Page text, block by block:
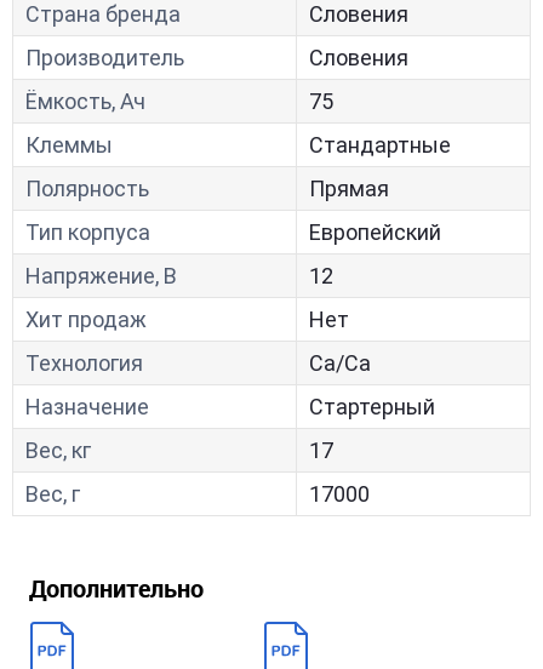
Страна бренда
Словения
Производитель
Словения
Ёмкость, Ач
75
Клеммы
Стандартные
Полярность
Прямая
Тип корпуса
Европейский
Напряжение, В
12
Хит продаж
Нет
Технология
Са/Са
Назначение
Стартерный
Вес, кг
17
Вес, г
17000
Дополнительно